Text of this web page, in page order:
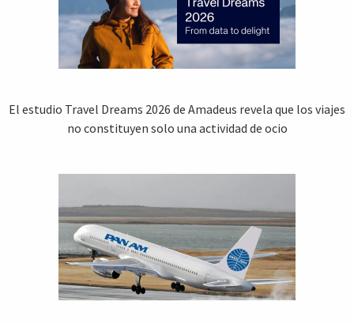
El estudio Travel Dreams 2026 de Amadeus revela que los viajes
no constituyen solo una actividad de ocio